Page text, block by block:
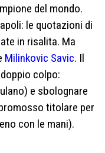
del mondo.
le quotazioni di
in risalita. Ma
Milinkovic Savic. Il
colpo:
e sbolognare
titolare per
con le mani).